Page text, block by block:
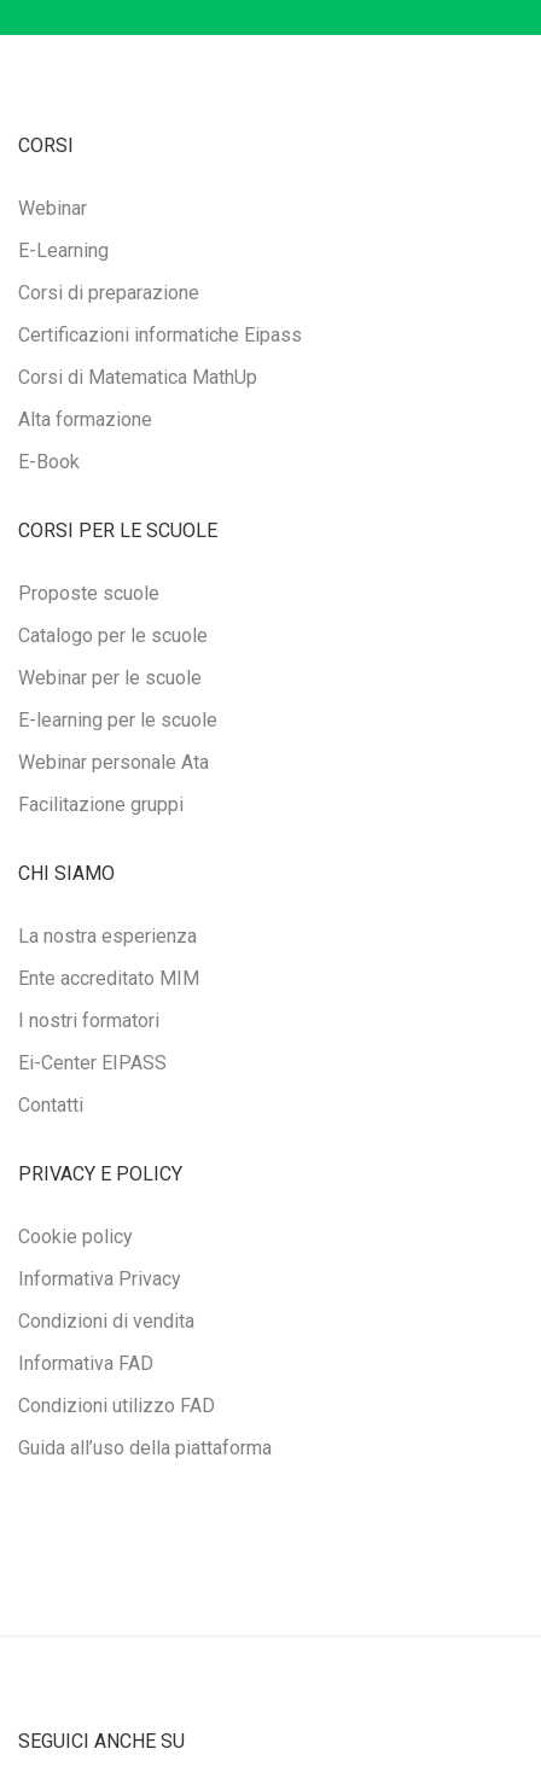
CORSI
Webinar
E-Learning
Corsi di preparazione
Certificazioni informatiche Eipass
Corsi di Matematica MathUp
Alta formazione
E-Book
CORSI PER LE SCUOLE
Proposte scuole
Catalogo per le scuole
Webinar per le scuole
E-learning per le scuole
Webinar personale Ata
Facilitazione gruppi
CHI SIAMO
La nostra esperienza
Ente accreditato MIM
I nostri formatori
Ei-Center EIPASS
Contatti
PRIVACY E POLICY
Cookie policy
Informativa Privacy
Condizioni di vendita
Informativa FAD
Condizioni utilizzo FAD
Guida all’uso della piattaforma
SEGUICI ANCHE SU